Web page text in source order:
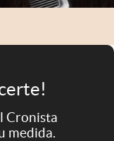
Cronista
medida.